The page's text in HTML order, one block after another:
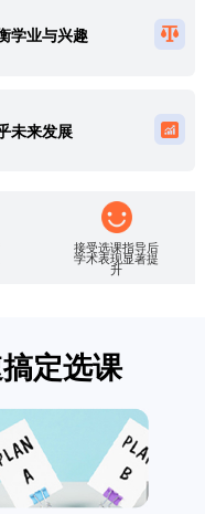
学业与兴趣
未来发展
接受选课指导后
学术表现显著提
升
定选课